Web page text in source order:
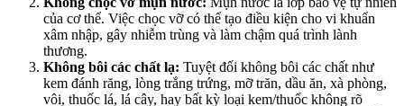
của cơ thể. Việc chọc vỡ có thể tạo điều kiện cho vi khuẩn
xâm nhập, gây nhiễm trùng và làm chậm quá trình lành
thương.
Không bôi các chất lạ: Tuyệt đối không bôi các chất như
kem đánh răng, lòng trắng trứng, mỡ trăn, dầu ăn, xà phòng,
vôi, thuốc lá, lá cây, hay bất kỳ loại kem/thuốc không rõ